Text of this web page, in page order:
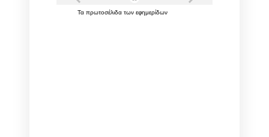
Τα πρωτοσέλιδα των εφημερίδων